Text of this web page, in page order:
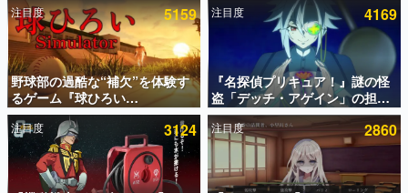
電ファミのいま読まれている記事ランキング
アプリセール情報
インタビュー
連載・特集一覧
殿堂入り記事
注目度 5159
野球部の過酷な“補欠”を体験す
るゲーム『球ひろい
Simulator』が「1件」のウィッ
シュリストをもとにチェコ語に
対応しSNSで話題に。『キング
ダム・カム』開発元やチェコの
プロ野球選手から称賛の声
注目度 4169
『名探偵プリキュア！』謎の怪
盗「デッチ・アゲイン」の担当
キャストは天﨑滉平さんと判
明。『Re:ゼロから始める異世
界生活』オットー役、『ヒプノ
シスマイク』山田三郎役など
注目度 3124 注目度 2860